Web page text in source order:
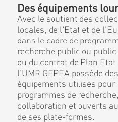
Des équipements
Avec le soutient des
locales, de l'Etat et de
dans le cadre de
recherche public ou
ou du contrat de Plan Etat
l'UMR GEPEA possède des
équipements utilisés pour
programmes de
collaboration et ouverts
de ses plate-formes.